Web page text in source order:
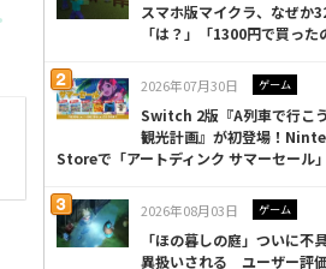
スマホ版マイクラ、なぜか
「は？」「1300円で買った
2026年07月30日 ゲーム
Switch 2版『A列車で行こ
観光計画』が初登場！
Storeで「アートディンク サマーセール
2026年08月03日 ゲーム
「ほの暮しの庭」ついに不
異扱いされる ユーザー評